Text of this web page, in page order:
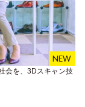
会を、3Dスキャン技